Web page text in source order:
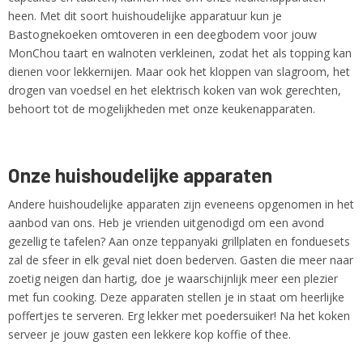
heen. Met dit soort huishoudelijke apparatuur kun je
Bastognekoeken omtoveren in een deegbodem voor jouw
MonChou taart en walnoten verkleinen, zodat het als topping kan
dienen voor lekkernijen. Maar ook het kloppen van slagroom, het
drogen van voedsel en het elektrisch koken van wok gerechten,
behoort tot de mogelijkheden met onze keukenapparaten.
Onze huishoudelijke apparaten
Andere huishoudelijke apparaten zijn eveneens opgenomen in het
aanbod van ons. Heb je vrienden uitgenodigd om een avond
gezellig te tafelen? Aan onze teppanyaki grillplaten en fonduesets
zal de sfeer in elk geval niet doen bederven. Gasten die meer naar
zoetig neigen dan hartig, doe je waarschijnlijk meer een plezier
met fun cooking. Deze apparaten stellen je in staat om heerlijke
poffertjes te serveren. Erg lekker met poedersuiker! Na het koken
serveer je jouw gasten een lekkere kop koffie of thee.